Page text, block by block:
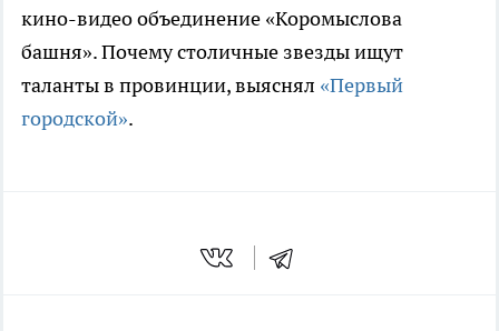
кино-видео объединение «Коромыслова
башня». Почему столичные звезды ищут
таланты в провинции, выяснял «Первый
городской».